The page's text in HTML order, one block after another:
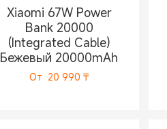
Xiaomi 67W Power
Bank 20000
(Integrated Cable)
Бежевый 20000mAh
От 20 990 ₸